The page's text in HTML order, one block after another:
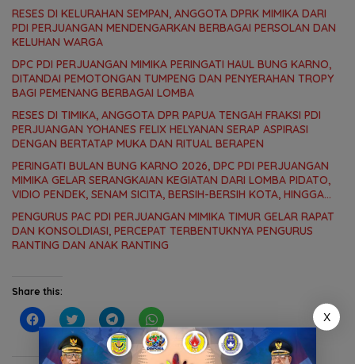
RESES DI KELURAHAN SEMPAN, ANGGOTA DPRK MIMIKA DARI
PDI PERJUANGAN MENDENGARKAN BERBAGAI PERSOLAN DAN
KELUHAN WARGA
DPC PDI PERJUANGAN MIMIKA PERINGATI HAUL BUNG KARNO,
DITANDAI PEMOTONGAN TUMPENG DAN PENYERAHAN TROPY
BAGI PEMENANG BERBAGAI LOMBA
RESES DI TIMIKA, ANGGOTA DPR PAPUA TENGAH FRAKSI PDI
PERJUANGAN YOHANES FELIX HELYANAN SERAP ASPIRASI
DENGAN BERTATAP MUKA DAN RITUAL BERAPEN
PERINGATI BULAN BUNG KARNO 2026, DPC PDI PERJUANGAN
MIMIKA GELAR SERANGKAIAN KEGIATAN DARI LOMBA PIDATO,
VIDIO PENDEK, SENAM SICITA, BERSIH-BERSIH KOTA, HINGGA
PENGURUS PAC PDI PERJUANGAN MIMIKA TIMUR GELAR RAPAT
DAN KONSOLDIASI, PERCEPAT TERBENTUKNYA PENGURUS
RANTING DAN ANAK RANTING
Share this:
C
l
i
k
C
l
i
c
k
C
l
i
c
k
C
l
i
c
k
X